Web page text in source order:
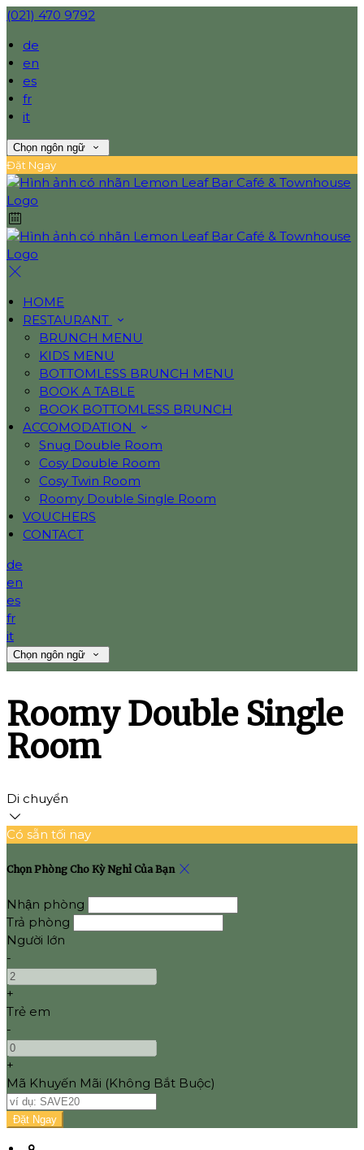
(021) 470 9792
de
en
es
fr
it
Chọn ngôn ngữ
Đặt Ngay
HOME
RESTAURANT
BRUNCH MENU
KIDS MENU
BOTTOMLESS BRUNCH MENU
BOOK A TABLE
BOOK BOTTOMLESS BRUNCH
ACCOMODATION
Snug Double Room
Cosy Double Room
Cosy Twin Room
Roomy Double Single Room
VOUCHERS
CONTACT
de
en
es
fr
it
Chọn ngôn ngữ
Roomy Double Single
Room
Di chuyển
Có sẵn tối nay
Chọn Phòng Cho Kỳ Nghỉ Của Bạn
Nhận phòng
Trả phòng
Người lớn
-
+
Trẻ em
-
+
Mã Khuyến Mãi (Không Bắt Buộc)